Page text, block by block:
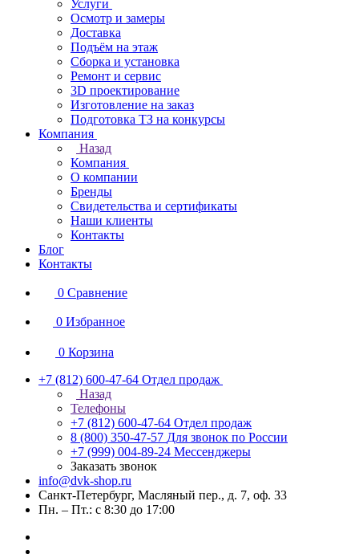
Услуги
Осмотр и замеры
Доставка
Подъём на этаж
Сборка и установка
Ремонт и сервис
3D проектирование
Изготовление на заказ
Подготовка ТЗ на конкурсы
Компания
Назад
Компания
О компании
Бренды
Свидетельства и сертификаты
Наши клиенты
Контакты
Блог
Контакты
0 Сравнение
0 Избранное
0 Корзина
+7 (812) 600-47-64 Отдел продаж
Назад
Телефоны
+7 (812) 600-47-64 Отдел продаж
8 (800) 350-47-57 Для звонок по России
+7 (999) 004-89-24 Мессенджеры
Заказать звонок
info@dvk-shop.ru
Санкт-Петербург, Масляный пер., д. 7, оф. 33
Пн. – Пт.: с 8:30 до 17:00